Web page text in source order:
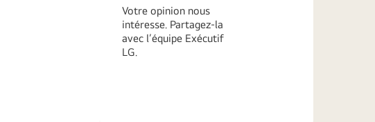
Votre opinion nous
intéresse. Partagez-la
avec l’équipe Exécutif
LG.